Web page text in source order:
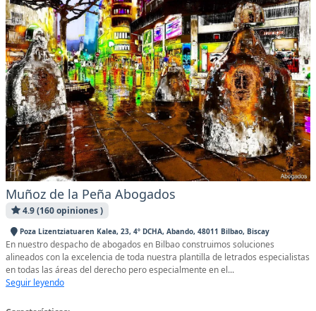
Muñoz de la Peña Abogados
4.9 (160 opiniones )
Poza Lizentziatuaren Kalea, 23, 4º DCHA, Abando, 48011 Bilbao, Biscay
En nuestro despacho de abogados en Bilbao construimos soluciones
alineados con la excelencia de toda nuestra plantilla de letrados especialistas
en todas las áreas del derecho pero especialmente en el...
Seguir leyendo